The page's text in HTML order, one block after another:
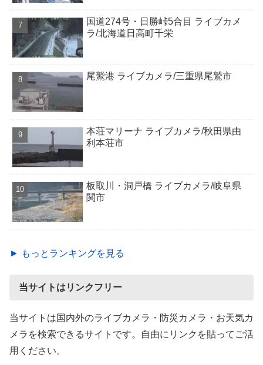
国道274号・日勝峠5合目 ライブカメ
ラ/北海道日高町千栄
尾鷲港 ライブカメラ/三重県尾鷲市
本荘マリーナ ライブカメラ/秋田県由
利本荘市
板取川・洞戸橋 ライブカメラ/岐阜県
関市
► もっとランキングを見る
当サイトはリンクフリー
当サイトは国内外のライブカメラ・防災カメラ・お天気カ
メラを検索できるサイトです。自由にリンクを貼ってご活
用ください。